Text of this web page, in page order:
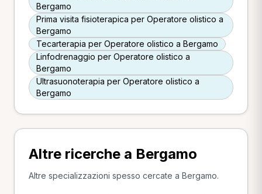
Bergamo
Prima visita fisioterapica per Operatore olistico a
Bergamo
Tecarterapia per Operatore olistico a Bergamo
Linfodrenaggio per Operatore olistico a
Bergamo
Ultrasuonoterapia per Operatore olistico a
Bergamo
Altre ricerche a Bergamo
Altre specializzazioni spesso cercate a Bergamo.